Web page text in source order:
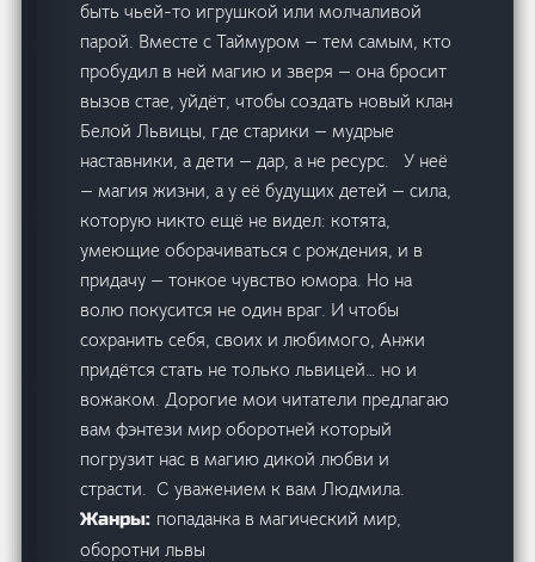
быть чьей-то игрушкой или молчаливой
парой. Вместе с Таймуром — тем самым, кто
пробудил в ней магию и зверя — она бросит
вызов стае, уйдёт, чтобы создать новый клан
Белой Львицы, где старики — мудрые
наставники, а дети — дар, а не ресурс. У неё
— магия жизни, а у её будущих детей — сила,
которую никто ещё не видел: котята,
умеющие оборачиваться с рождения, и в
придачу — тонкое чувство юмора. Но на
волю покусится не один враг. И чтобы
сохранить себя, своих и любимого, Анжи
придётся стать не только львицей… но и
вожаком. Дорогие мои читатели предлагаю
вам фэнтези мир оборотней который
погрузит нас в магию дикой любви и
страсти. С уважением к вам Людмила.
Жанры: попаданка в магический мир,
оборотни львы